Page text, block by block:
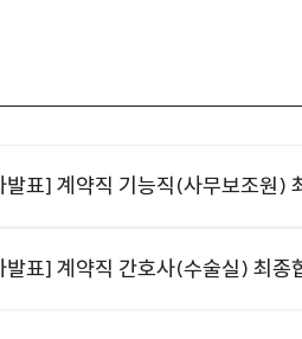
발표] 계약직 기능직(사무보조원)
발표] 계약직 간호사(수술실) 최종